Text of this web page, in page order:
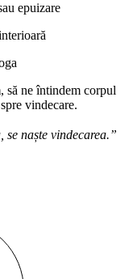
epuizare
să ne întindem corpul
vindecare.
se naște vindecarea.”